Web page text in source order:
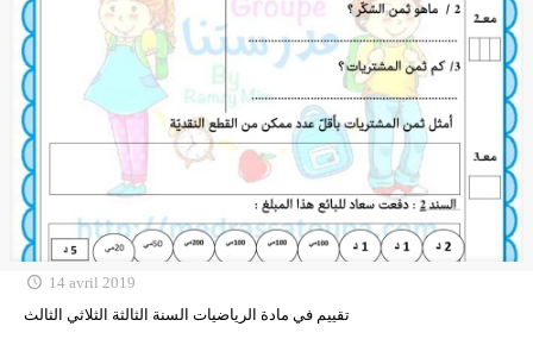
14 avril 2019
تقييم في مادة الرياضيات السنة الثالثة الثلاثي الثالث